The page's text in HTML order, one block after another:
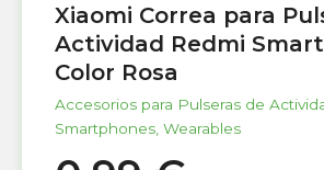
Xiaomi Correa para
Actividad Redmi
Color Rosa
Accesorios para Pulseras de
Smartphones Wearables